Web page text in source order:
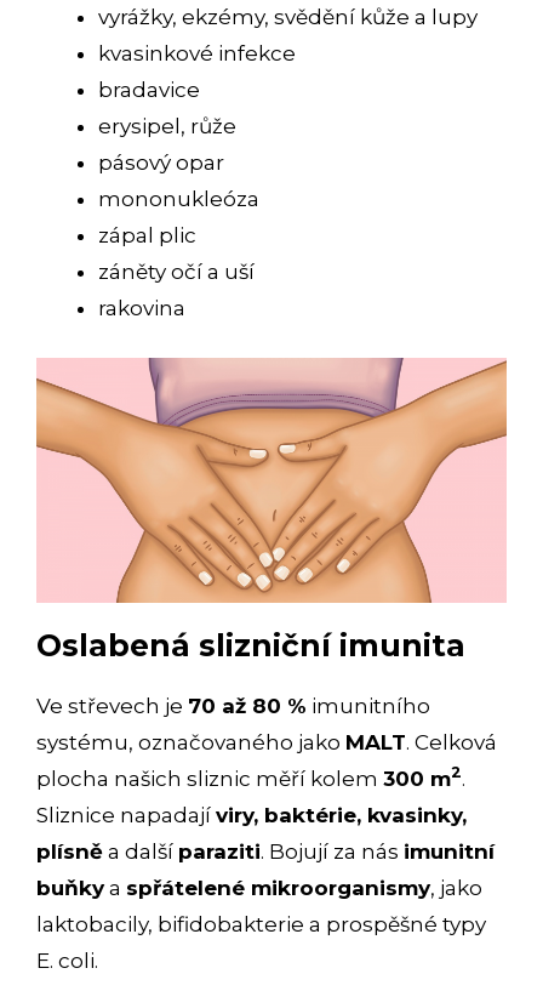
vyrážky, ekzémy, svědění kůže a lupy
kvasinkové infekce
bradavice
erysipel, růže
pásový opar
mononukleóza
zápal plic
záněty očí a uší
rakovina
Oslabená slizniční imunita
Ve střevech je 70 až 80 % imunitního
systému, označovaného jako MALT. Celková
plocha našich sliznic měří kolem 300 m2.
Sliznice napadají viry, baktérie, kvasinky,
plísně a další paraziti. Bojují za nás imunitní
buňkya spřátelené mikroorganismy, jako
laktobacily, bifidobakterie a prospěšné typy
E. coli.